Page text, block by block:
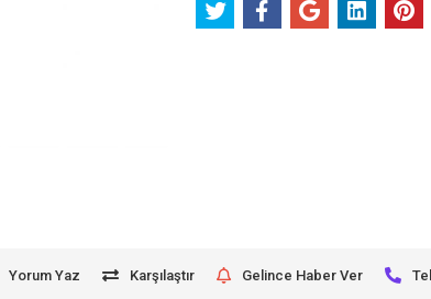
Yorum Yaz Karşılaştır Gelince Haber Ver